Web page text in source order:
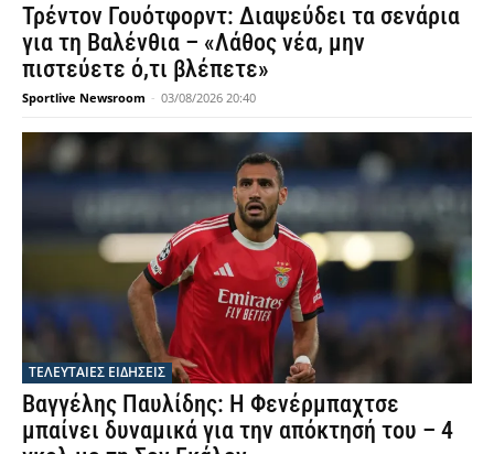
Τρέντον Γουότφορντ: Διαψεύδει τα σενάρια
για τη Βαλένθια – «Λάθος νέα, μην
πιστεύετε ό,τι βλέπετε»
Sportlive Newsroom - 03/08/2026 20:40
ΤΕΛΕΥΤΑΙΕΣ ΕΙΔΗΣΕΙΣ
Βαγγέλης Παυλίδης: Η Φενέρμπαχτσε
μπαίνει δυναμικά για την απόκτησή του – 4